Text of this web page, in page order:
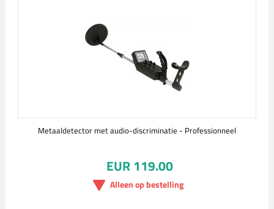
Metaaldetector met audio-discriminatie - Professionneel
EUR 119.00
Alleen op bestelling